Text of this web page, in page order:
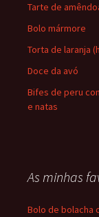
Tarte de
Bolo mármore
Torta de laranja
Doce da avó
Bifes de peru
e natas
As minhas
Bolo de bolacha